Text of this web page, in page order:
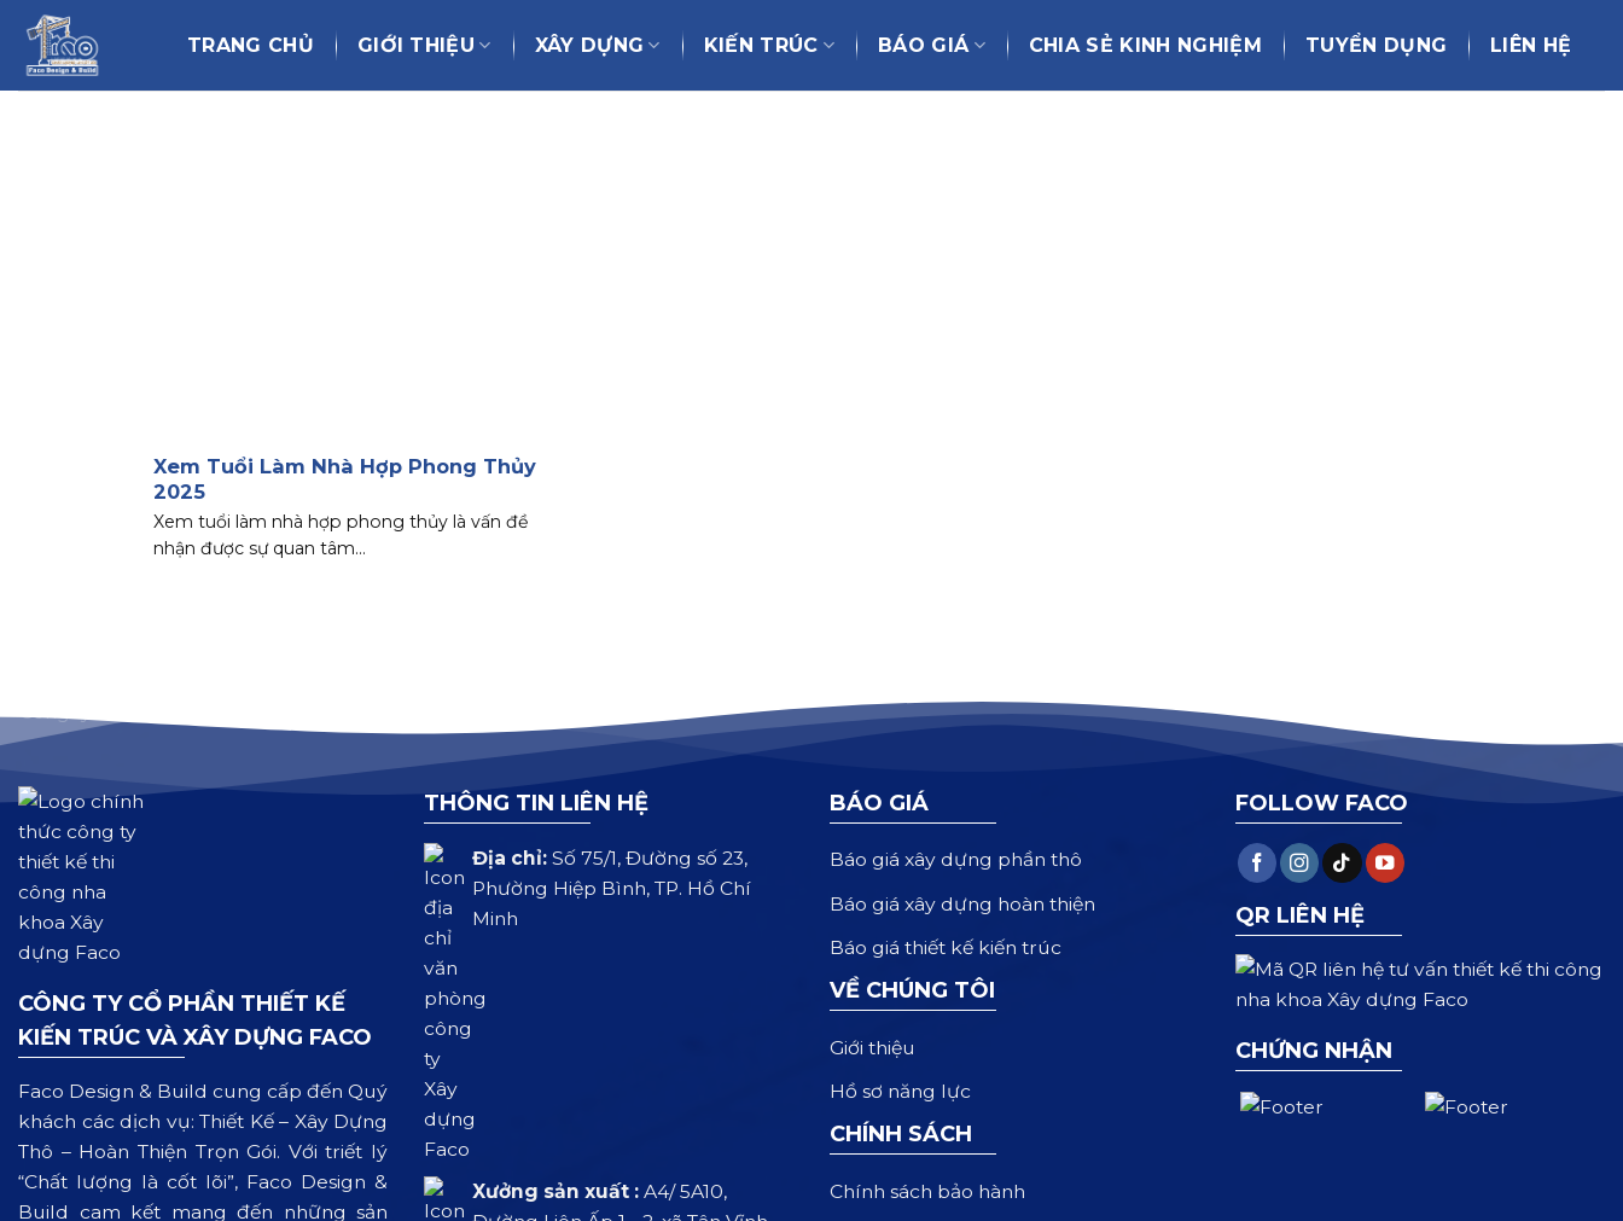
Chuyển
đến
nội
TRANG CHỦ GIỚI THIỆU XÂY DỰNG KIẾN TRÚC BÁO GIÁ CHIA SẺ KINH NGHIỆM TUYỂN DỤNG LIÊN HỆ
Xem Tuổi Làm Nhà Hợp Phong Thủy
2025
Xem tuổi làm nhà hợp phong thủy là vấn đề
nhận được sự quan tâm...
CÔNG TY CỔ PHẦN THIẾT KẾ
KIẾN TRÚC VÀ XÂY DỰNG FACO
Faco Design & Build cung cấp đến Quý
khách các dịch vụ: Thiết Kế – Xây Dựng
Thô – Hoàn Thiện Trọn Gói. Với triết lý
“Chất lượng là cốt lõi”, Faco Design &
Build cam kết mang đến những sản
THÔNG TIN LIÊN HỆ
Địa chỉ:Số 75/1, Đường số 23,
Phường Hiệp Bình, TP. Hồ Chí
Minh
Xưởng sản xuất :A4/ 5A10,
BÁO GIÁ
Báo giá xây dựng phần thô
Báo giá xây dựng hoàn thiện
Báo giá thiết kế kiến trúc
VỀ CHÚNG TÔI
Giới thiệu
Hồ sơ năng lực
CHÍNH SÁCH
Chính sách bảo hành
FOLLOW FACO
QR LIÊN HỆ
CHỨNG NHẬN